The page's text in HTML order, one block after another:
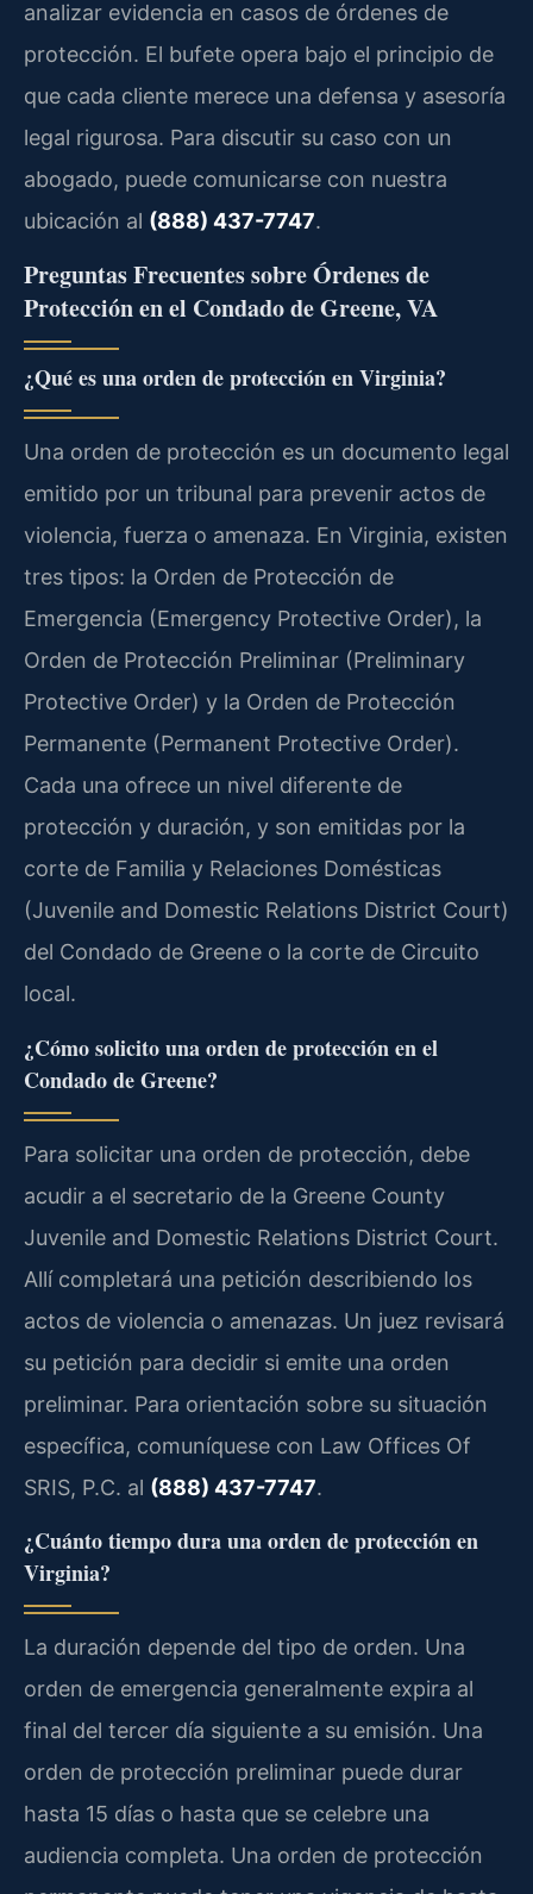
analizar evidencia en casos de órdenes de
protección. El bufete opera bajo el principio de
que cada cliente merece una defensa y asesoría
legal rigurosa. Para discutir su caso con un
abogado, puede comunicarse con nuestra
ubicación al (888) 437-7747.
Preguntas Frecuentes sobre Órdenes de
Protección en el Condado de Greene, VA
¿Qué es una orden de protección en Virginia?
Una orden de protección es un documento legal
emitido por un tribunal para prevenir actos de
violencia, fuerza o amenaza. En Virginia, existen
tres tipos: la Orden de Protección de
Emergencia (Emergency Protective Order), la
Orden de Protección Preliminar (Preliminary
Protective Order) y la Orden de Protección
Permanente (Permanent Protective Order).
Cada una ofrece un nivel diferente de
protección y duración, y son emitidas por la
corte de Familia y Relaciones Domésticas
(Juvenile and Domestic Relations District Court)
del Condado de Greene o la corte de Circuito
local.
¿Cómo solicito una orden de protección en el
Condado de Greene?
Para solicitar una orden de protección, debe
acudir a el secretario de la Greene County
Juvenile and Domestic Relations District Court.
Allí completará una petición describiendo los
actos de violencia o amenazas. Un juez revisará
su petición para decidir si emite una orden
preliminar. Para orientación sobre su situación
específica, comuníquese con Law Offices Of
SRIS, P.C. al (888) 437-7747.
¿Cuánto tiempo dura una orden de protección en
Virginia?
La duración depende del tipo de orden. Una
orden de emergencia generalmente expira al
final del tercer día siguiente a su emisión. Una
orden de protección preliminar puede durar
hasta 15 días o hasta que se celebre una
audiencia completa. Una orden de protección